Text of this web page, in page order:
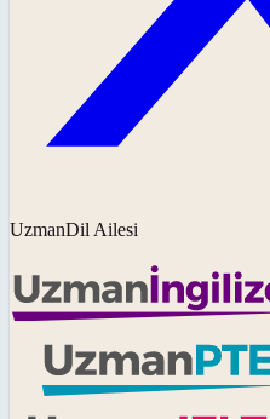
UzmanDil Ailesi